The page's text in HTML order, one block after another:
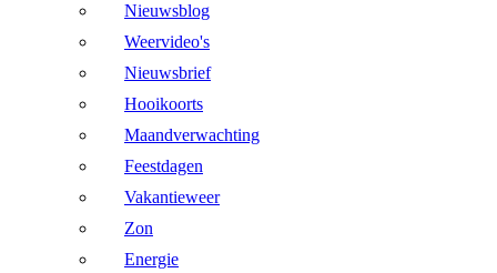
Nieuwsblog
Weervideo's
Nieuwsbrief
Hooikoorts
Maandverwachting
Feestdagen
Vakantieweer
Zon
Energie